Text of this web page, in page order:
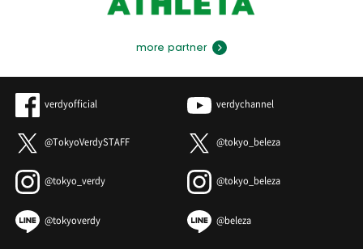
more partner
verdyofficial verdychannel
@TokyoVerdySTAFF @tokyo_beleza
@tokyo_verdy @tokyo_beleza
@tokyoverdy @beleza